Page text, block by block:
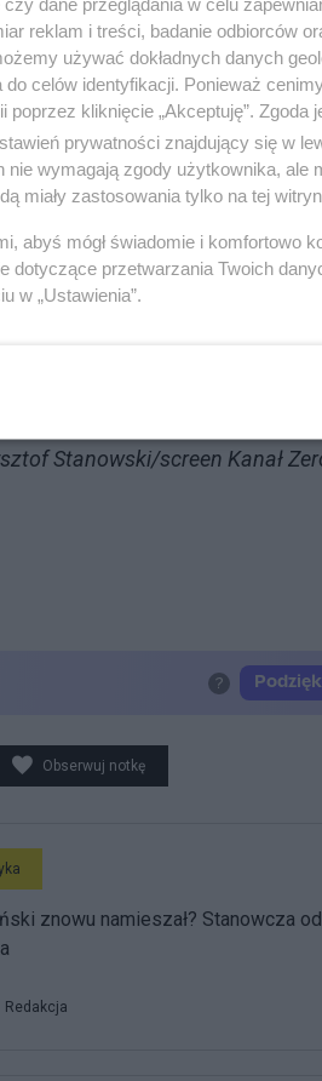
w TV Republice.
was, na swoim terenie,
zbierać na łapówki, których
Stanowski/screen Kanał
Obserwuj notkę
znowu namieszał? Stanowcza
Redakcja
reklam i treści, badanie odbiorców
używać dokładnych danych
celów identyfikacji. Ponieważ
kliknięcie „Akceptuję”. Zgoda
prywatności znajdujący się w
nie wymagają zgody użytkownika, ale
miały zastosowania tylko na tej
abyś mógł świadomie i komfortowo
dotyczące przetwarzania Twoich
w „Ustawienia”.